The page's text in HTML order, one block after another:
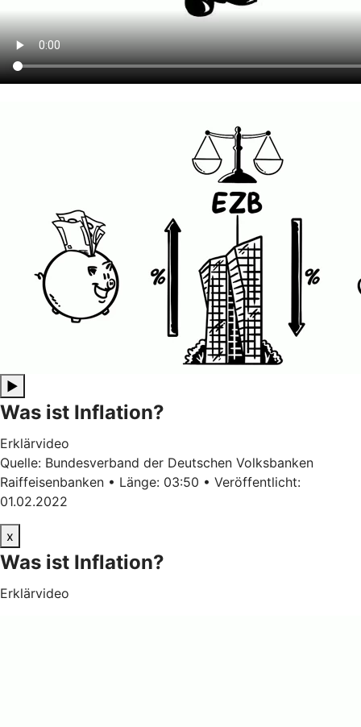
▶
Was ist Inflation?
Erklärvideo
Quelle: Bundesverband der Deutschen Volksbanken
Raiffeisenbanken • Länge: 03:50 • Veröffentlicht:
01.02.2022
x
Was ist Inflation?
Erklärvideo